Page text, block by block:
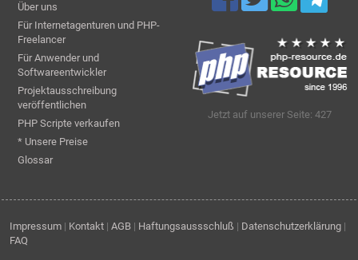
Über uns
Für Internetagenturen und PHP-
Freelancer
Für Anwender und
Softwareentwickler
Projektausschreibung
veröffentlichen
PHP Scripte verkaufen
* Unsere Preise
Glossar
Jetzt auf unserer Seite: 427
Impressum | Kontakt | AGB | Haftungsaussschluß | Datenschutzerklärung |
FAQ